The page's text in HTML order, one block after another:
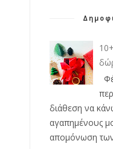
διάθεση να
αγαπημένους
απομόνωση